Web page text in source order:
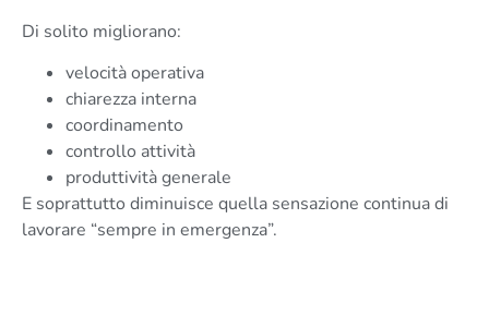
Di solito migliorano:
velocità operativa
chiarezza interna
coordinamento
controllo attività
produttività generale
E soprattutto diminuisce quella sensazione continua di
lavorare “sempre in emergenza”.